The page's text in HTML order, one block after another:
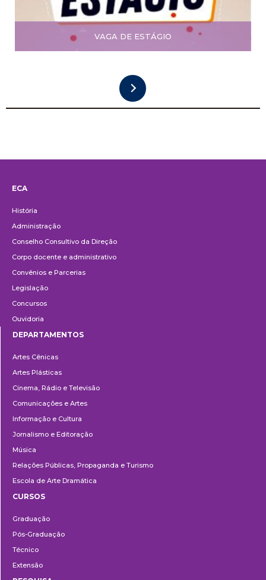
VAGA DE ESTÁGIO
ECA
História
Administração
Conselho Consultivo da Direção
Corpo docente e administrativo
Convênios e Parcerias
Legislação
Concursos
Ouvidoria
DEPARTAMENTOS
Artes Cênicas
Artes Plásticas
Cinema, Rádio e Televisão
Comunicações e Artes
Informação e Cultura
Jornalismo e Editoração
Música
Relações Públicas, Propaganda e Turismo
Escola de Arte Dramática
CURSOS
Graduação
Pós-Graduação
Técnico
Extensão